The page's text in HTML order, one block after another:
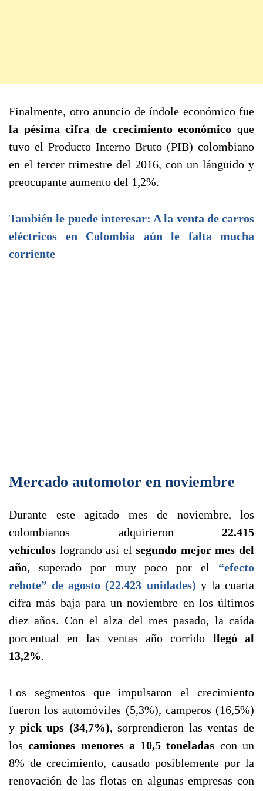
Finalmente, otro anuncio de índole económico fue
la pésima cifra de crecimiento económico que
tuvo el Producto Interno Bruto (PIB) colombiano
en el tercer trimestre del 2016, con un lánguido y
preocupante aumento del 1,2%.
También le puede interesar: A la venta de carros
eléctricos en Colombia aún le falta mucha
corriente
Mercado automotor en noviembre
Durante este agitado mes de noviembre, los
colombianos adquirieron 22.415
vehículos logrando así elsegundo mejor mes del
año, superado por muy poco por el “efecto
rebote” de agosto (22.423 unidades) y la cuarta
cifra más baja para un noviembre en los últimos
diez años. Con el alza del mes pasado, la caída
porcentual en las ventas año corrido llegó al
13,2%.
Los segmentos que impulsaron el crecimiento
fueron los automóviles (5,3%), camperos (16,5%)
y pick ups (34,7%), sorprendieron las ventas de
loscamiones menores a 10,5 toneladas con un
8% de crecimiento, causado posiblemente por la
renovación de las flotas en algunas empresas con